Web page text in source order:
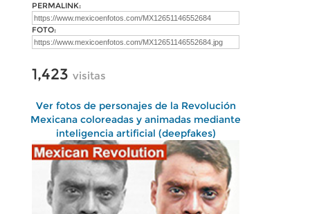
PERMALINK:
FOTO:
1,423 visitas
Ver fotos de personajes de la Revolución
Mexicana coloreadas y animadas mediante
inteligencia artificial (deepfakes)